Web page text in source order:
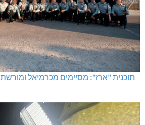
תוכנית "ארז": מסיימים מכרמיאל ומורשת